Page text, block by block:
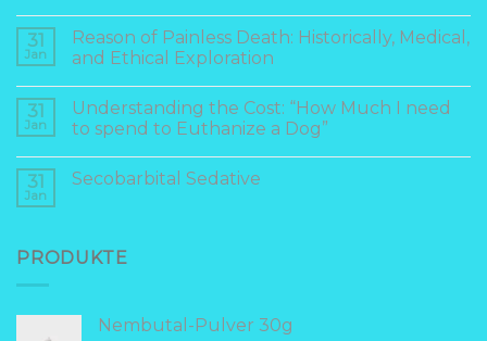
31
Jan
Reason of Painless Death: Historically, Medical,
and Ethical Exploration
31
Jan
Understanding the Cost: “How Much I need
to spend to Euthanize a Dog”
31
Jan
Secobarbital Sedative
PRODUKTE
Nembutal-Pulver 30g